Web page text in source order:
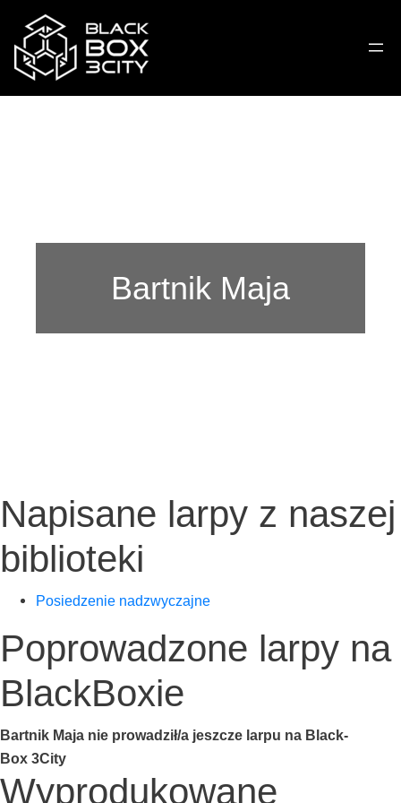
Bartnik Maja
Napisane larpy z naszej
biblioteki
Posie­dze­nie nadzwyczajne
Poprowadzone larpy na
BlackBoxie
Bart­nik Maja nie prowadził/a jesz­cze lar­pu na Black­
Box 3City
Wyprodukowane